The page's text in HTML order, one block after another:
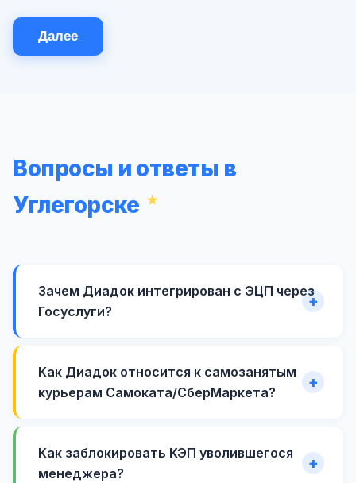
Далее
Вопросы и ответы в
Углегорске
Зачем Диадок интегрирован с ЭЦП через
Госуслуги?
Как Диадок относится к самозанятым
курьерам Самоката/СберМаркета?
Как заблокировать КЭП уволившегося
менеджера?